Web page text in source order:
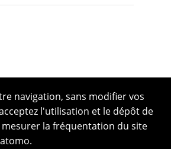
navigation, sans modifier vos
l'utilisation et le dépôt de
mesurer la fréquentation du site